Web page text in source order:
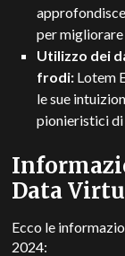
per
Utilizzo dei
frodi: Lotem
le sue
pionieristici
Data
Ecco le
2024: